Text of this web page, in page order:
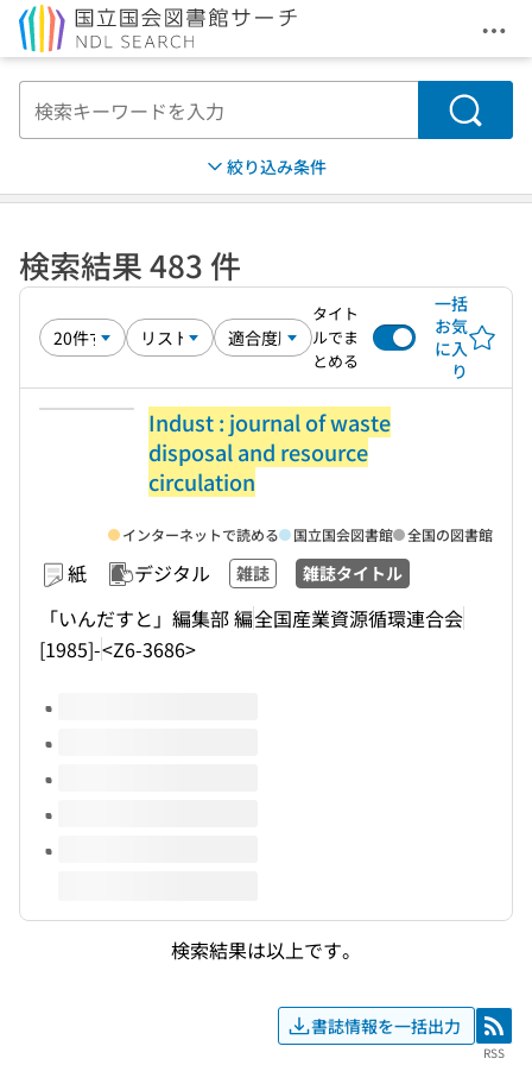
メ
検索
絞り込み条件
検索結果 483 件
タイト
ルでま
とめる
一括
お気
に入
り
Indust : journal of waste
disposal and resource
circulation
紙 デジタル 雑誌 雑誌タイトル
「いんだすと」編集部 編全国産業資源循環連合会
[1985]-<Z6-3686>
インターネットで読める 国立国会図書館 全国の図書館
このタイトルの巻号
検索結果は以上です。
書誌情報を一括出力 RSS
RSS